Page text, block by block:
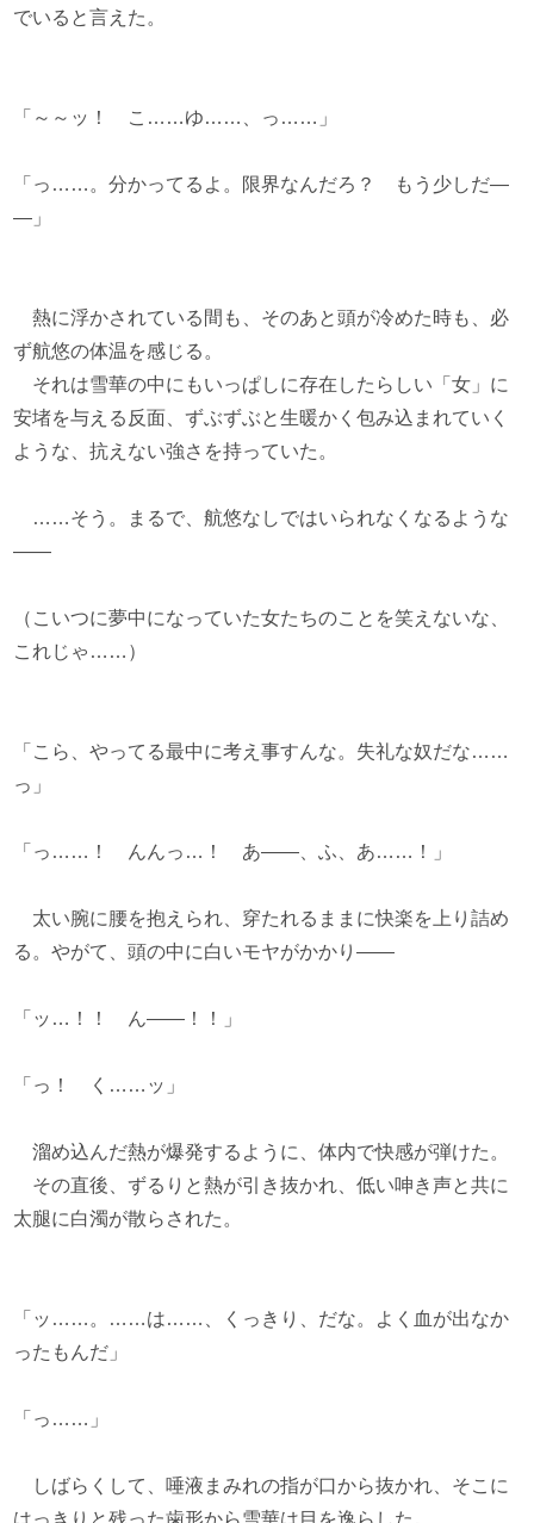
でいると言えた。
「～～ッ！ こ……ゆ……、っ……」
「っ……。分かってるよ。限界なんだろ？ もう少しだ―
―」
熱に浮かされている間も、そのあと頭が冷めた時も、必
ず航悠の体温を感じる。
それは雪華の中にもいっぱしに存在したらしい「女」に
安堵を与える反面、ずぶずぶと生暖かく包み込まれていく
ような、抗えない強さを持っていた。
……そう。まるで、航悠なしではいられなくなるような
――
（こいつに夢中になっていた女たちのことを笑えないな、
これじゃ……）
「こら、やってる最中に考え事すんな。失礼な奴だな……
っ」
「っ……！ んんっ…！ あ――、ふ、あ……！」
太い腕に腰を抱えられ、穿たれるままに快楽を上り詰め
る。やがて、頭の中に白いモヤがかかり――
「ッ…！！ ん――！！」
「っ！ く……ッ」
溜め込んだ熱が爆発するように、体内で快感が弾けた。
その直後、ずるりと熱が引き抜かれ、低い呻き声と共に
太腿に白濁が散らされた。
「ッ……。……は……、くっきり、だな。よく血が出なか
ったもんだ」
「っ……」
しばらくして、唾液まみれの指が口から抜かれ、そこに
はっきりと残った歯形から雪華は目を逸らした。